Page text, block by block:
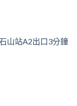
山站A2出口3分鐘